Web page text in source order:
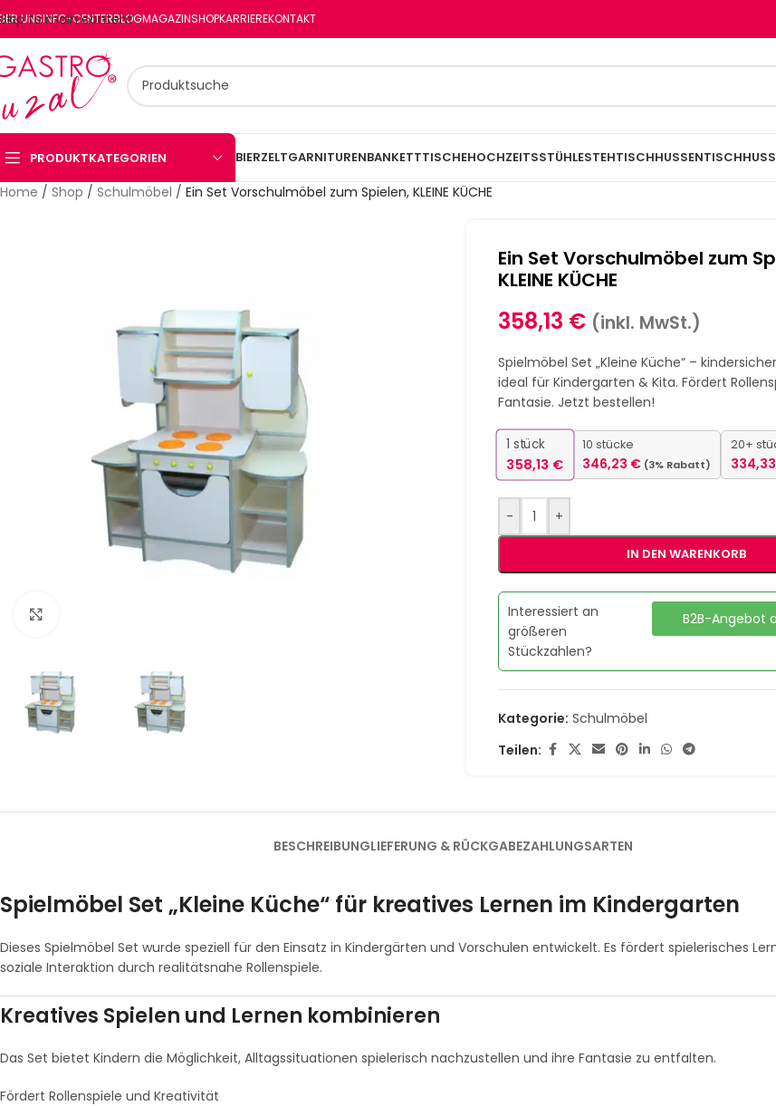
Skip to main content
UNSINFO-CENTERBLOGMAGAZINSHOPKARRIEREKONTAKT
PRODUKTKATEGORIEN BIERZELTGARNITURENBANKETTTISCHEHOCHZEITSSTÜHLESTEHTISCHHUSSEN
Home / Shop / Schulmöbel / Ein Set Vorschulmöbel zum Spielen, KLEINE KÜCHE
Ein Set Vorschulmöbel zum
KLEINE KÜCHE
358,13 € (inkl. MwSt.)
Spielmöbel Set „Kleine Küche“ –
ideal für Kindergarten & Kita. Fördert
Fantasie. Jetzt bestellen!
1 stück
358,13 €
10 stücke
346,23 € (3% Rabatt)
20+
334,33
- +
IN DEN WARENKORB
Interessiert an
größeren
Stückzahlen?
B2B-Angebot
Kategorie: Schulmöbel
Teilen:
BESCHREIBUNGLIEFERUNG & RÜCKGABEZAHLUNGSARTEN
Spielmöbel Set „Kleine Küche“ für kreatives Lernen im Kindergarten
Dieses Spielmöbel Set wurde speziell für den Einsatz in Kindergärten und Vorschulen entwickelt. Es fördert spielerisches
soziale Interaktion durch realitätsnahe Rollenspiele.
Kreatives Spielen und Lernen kombinieren
Das Set bietet Kindern die Möglichkeit, Alltagssituationen spielerisch nachzustellen und ihre Fantasie zu entfalten.
Fördert Rollenspiele und Kreativität